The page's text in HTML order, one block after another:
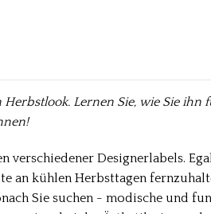
Lernen Sie, wie Sie ihn
Designerlabels.
an kühlen Herbsttagen
Sie suchen - modische und